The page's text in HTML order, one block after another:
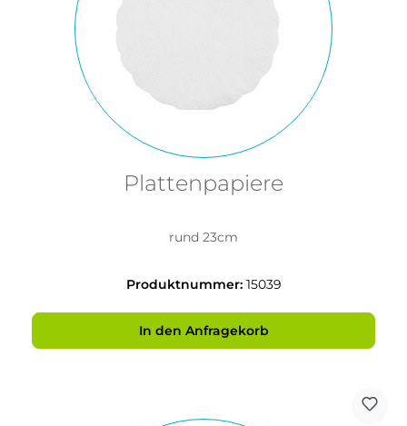
Plattenpapiere
rund 23cm
Produktnummer: 15039
In den Anfragekorb